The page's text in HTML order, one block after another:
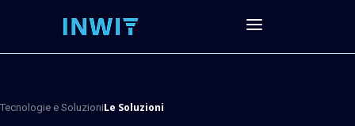
Tecnologie e SoluzioniLe Soluzioni